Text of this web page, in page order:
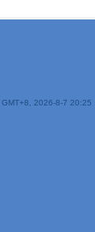
GMT+8, 2026-8-7 20:25